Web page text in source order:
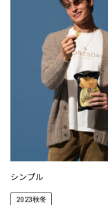
シンプル
2023秋冬